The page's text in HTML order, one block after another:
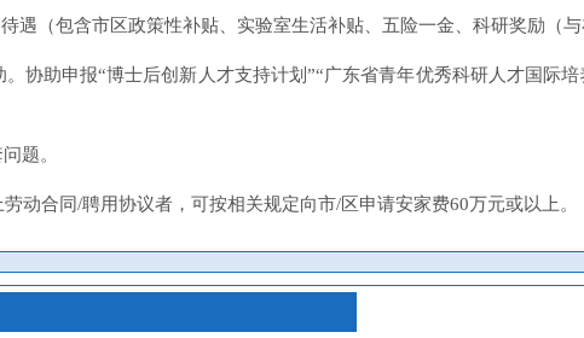
遇（包含市区政策性补贴、实验室生活补贴、五险一金、科研奖励（与
协助申报“博士后创新人才支持计划”“广东省青年优秀科研人才国际
题。
动合同/聘用协议者，可按相关规定向市/区申请安家费60万元或以上。